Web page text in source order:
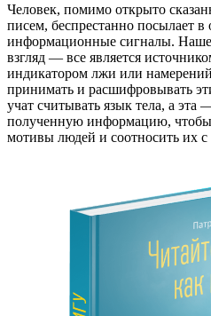
Человек, помимо открыто
писем, беспрестанно посылает
информационные сигналы.
взгляд — все является
индикатором лжи или
принимать и расшифровывать
учат считывать язык тела, а эта
полученную информацию,
мотивы людей и соотносить их с